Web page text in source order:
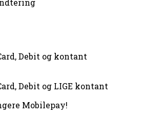
Debit og kontant
Debit og LIGE kontant
Mobilepay!